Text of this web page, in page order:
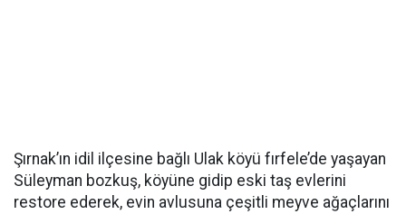
Şırnak’ın idil ilçesine bağlı Ulak köyü fırfele’de yaşayan
Süleyman bozkuş, köyüne gidip eski taş evlerini
restore ederek, evin avlusuna çeşitli meyve ağaçlarını